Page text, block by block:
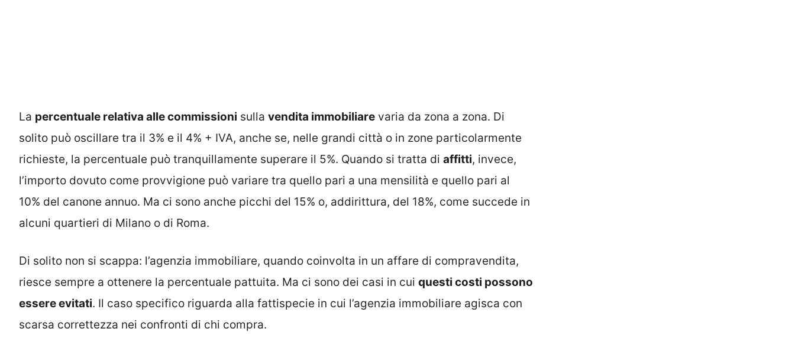
La percentuale relativa alle commissioni sulla vendita immobiliare varia da zona a zona. Di
solito può oscillare tra il 3% e il 4% + IVA, anche se, nelle grandi città o in zone particolarmente
richieste, la percentuale può tranquillamente superare il 5%. Quando si tratta di affitti, invece,
l’importo dovuto come provvigione può variare tra quello pari a una mensilità e quello pari al
10% del canone annuo. Ma ci sono anche picchi del 15% o, addirittura, del 18%, come succede in
alcuni quartieri di Milano o di Roma.
Di solito non si scappa: l’agenzia immobiliare, quando coinvolta in un affare di compravendita,
riesce sempre a ottenere la percentuale pattuita. Ma ci sono dei casi in cui questi costi possono
essere evitati. Il caso specifico riguarda alla fattispecie in cui l’agenzia immobiliare agisca con
scarsa correttezza nei confronti di chi compra.